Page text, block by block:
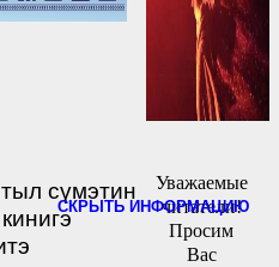
сүмэтин
СКРЫТЬ ИНФОРМАЦИЮ
Уважаемые
читатели!
Просим
Вас